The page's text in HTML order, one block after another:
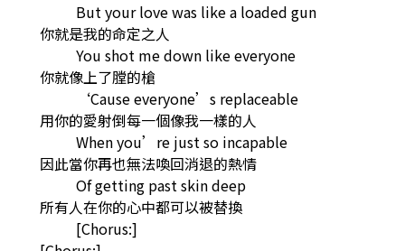
But your love was like a loaded gun
你就是我的命定之人
You shot me down like everyone
你就像上了膛的槍
‘Cause everyone’s replaceable
用你的愛射倒每一個像我一樣的人
When you’re just so incapable
因此當你再也無法喚回消退的熱情
Of getting past skin deep
所有人在你的心中都可以被替換
[Chorus:]